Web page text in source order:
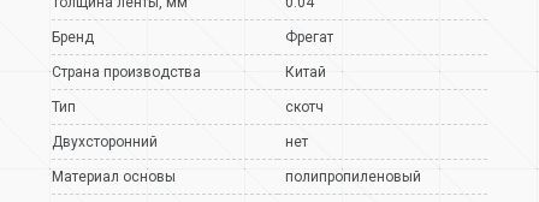
Бренд Фрегат
Страна производства Китай
Тип скотч
Двухсторонний нет
Материал основы полипропиленовый